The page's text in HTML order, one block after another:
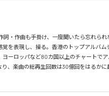
・作曲も手掛け、一度聞いたら忘れられ
を表現し、操る。香港のトップアルバム
ーロッパなど80カ国以上のチャートでア
、楽曲の総再生回数は30億回をはるかに